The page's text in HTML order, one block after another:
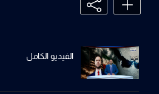
الفيديو الكامل